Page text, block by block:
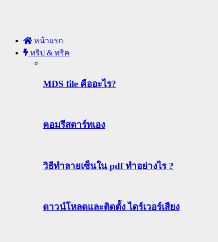
หน้าแรก
ทริป & ทริค
MDS file คืออะไร?
คอมรีสตาร์ทเอง
วิธีทําลายเซ็นใน pdf ทำอย่างไร ?
ดาวน์โหลดและติดตั้ง ไดร์เวอร์เสียง